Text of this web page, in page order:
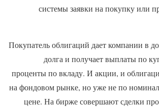
системы заявки на покупку или
Покупатель облигаций дает компании в
долга и получает выплаты по
проценты по вкладу. И акции, и
на фондовом рынке, но уже не по
цене. На бирже совершают сделки